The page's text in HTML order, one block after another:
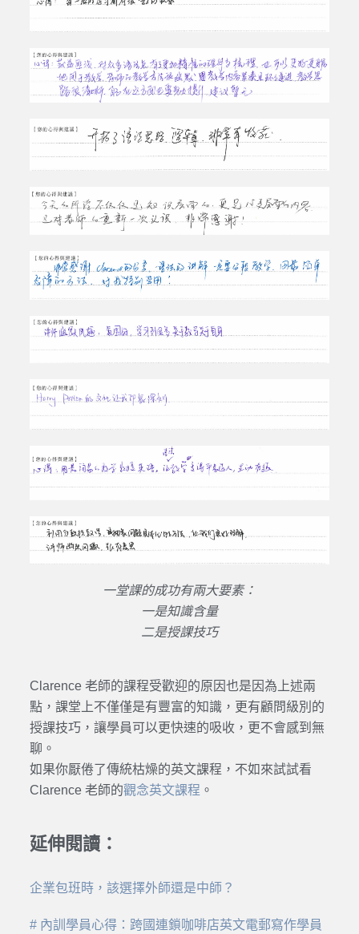
一堂課的成功有兩大要素：
一是知識含量
二是授課技巧
Clarence 老師的課程受歡迎的原因也是因為上述兩
點，課堂上不僅僅是有豐富的知識，更有顧問級別的
授課技巧，讓學員可以更快速的吸收，更不會感到無
聊。
如果你厭倦了傳統枯燥的英文課程，不如來試試看
Clarence 老師的觀念英文課程 。
延伸閱讀：
企業包班時，該選擇外師還是中師？
# 內訓學員心得：跨國連鎖咖啡店英文電郵寫作學員